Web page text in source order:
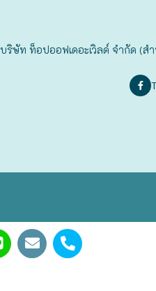
บริษัท ท็อปออฟเดอะเวิลด์ จำกัด (ส